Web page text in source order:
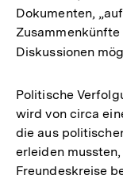
Dokumenten,
Diskussionen
Politische
wird von circa
die aus
erleiden
Freundeskreise